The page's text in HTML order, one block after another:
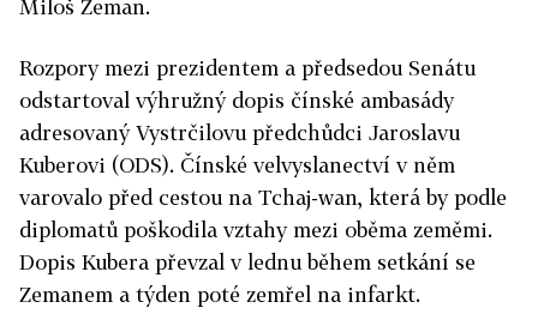
Miloš Zeman.
Rozpory mezi prezidentem a předsedou Senátu
odstartoval výhružný dopis čínské ambasády
adresovaný Vystrčilovu předchůdci Jaroslavu
Kuberovi (ODS). Čínské velvyslanectví v něm
varovalo před cestou na Tchaj-wan, která by podle
diplomatů poškodila vztahy mezi oběma zeměmi.
Dopis Kubera převzal v lednu během setkání se
Zemanem a týden poté zemřel na infarkt.